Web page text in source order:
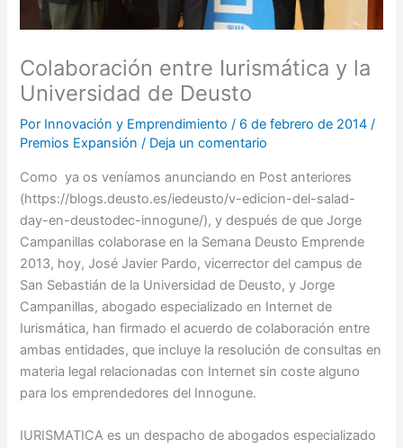
Colaboración entre Iurismática y la
Universidad de Deusto
Por Innovación y Emprendimiento/ 6 de febrero de 2014/
Premios Expansión / Deja un comentario
Como ya os veníamos anunciando en Post anteriores
(https://blogs.deusto.es/iedeusto/v-edicion-del-salad-
day-en-deustodec-innogune/), y después de que Jorge
Campanillas colaborase en la Semana Deusto Emprende
2013, hoy, José Javier Pardo, vicerrector del campus de
San Sebastián de la Universidad de Deusto, y Jorge
Campanillas, abogado especializado en Internet de
Iurismática, han firmado el acuerdo de colaboración entre
ambas entidades, que incluye la resolución de consultas en
materia legal relacionadas con Internet sin coste alguno
para los emprendedores del Innogune.
IURISMATICA es un despacho de abogados especializado